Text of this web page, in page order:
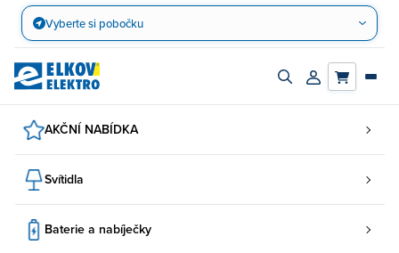
Přejít
obsah
Vyberte si pobočku
Zapnout/vypnout
Přihlásit/
AKČNÍ NABÍDKA
Svítidla
Baterie a nabíječky